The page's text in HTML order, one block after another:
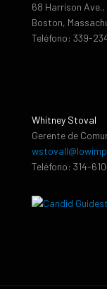
68 Harrison Ave.,
Boston,
Teléfono: 339-
Whitney Stoval
Gerente de
Teléfono: 314-